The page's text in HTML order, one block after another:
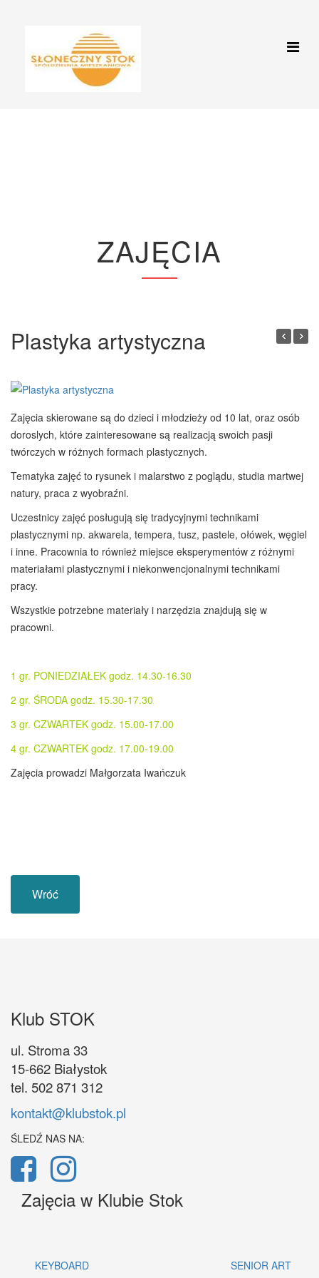
ZAJĘCIA
Plastyka artystyczna
Zajęcia skierowane są do dzieci i młodzieży od 10 lat, oraz osób
doroslych, które zainteresowane są realizacją swoich pasji
twórczych w różnych formach plastycznych.
Tematyka zajęć to rysunek i malarstwo z poglądu, studia martwej
natury, praca z wyobraźni.
Uczestnicy zajęć posługują się tradycyjnymi technikami
plastycznymi np. akwarela, tempera, tusz, pastele, ołówek, węgiel
i inne. Pracownia to również miejsce eksperymentów z różnymi
materiałami plastycznymi i niekonwencjonalnymi technikami
pracy.
Wszystkie potrzebne materiały i narzędzia znajdują się w
pracowni.
1 gr. PONIEDZIAŁEK godz. 14.30-16.30
2 gr. ŚRODA godz. 15.30-17.30
3 gr. CZWARTEK godz. 15.00-17.00
4 gr. CZWARTEK godz. 17.00-19.00
Zajęcia prowadzi Małgorzata Iwańczuk
Wróć
Klub STOK
ul. Stroma 33
15-662 Białystok
tel. 502 871 312
kontakt@klubstok.pl
ŚLEDŹ NAS NA:
Zajęcia w Klubie Stok
KEYBOARD
SENIOR ART